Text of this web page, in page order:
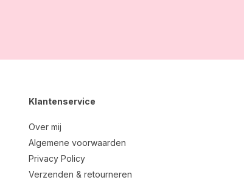
Klantenservice
Over mij
Algemene voorwaarden
Privacy Policy
Verzenden & retourneren